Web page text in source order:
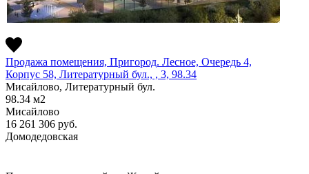
Продажа помещения, Пригород. Лесное, Очередь 4,
Корпус 58, Литературный бул., , 3, 98.34
Мисайлово, Литературный бул.
98.34 м2
Мисайлово
16 261 306 руб.
Домодедовская